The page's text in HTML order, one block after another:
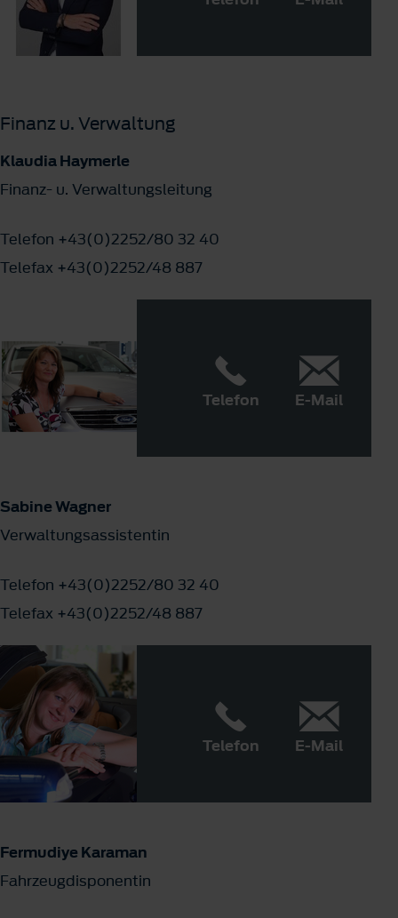
Finanz u. Verwaltung
Klaudia Haymerle
Finanz- u. Verwaltungsleitung
Telefon +43(0)2252/80 32 40
Telefax +43(0)2252/48 887
Telefon E-Mail
Sabine Wagner
Verwaltungsassistentin
Telefon +43(0)2252/80 32 40
Telefax +43(0)2252/48 887
Telefon E-Mail
Fermudiye Karaman
Fahrzeugdisponentin